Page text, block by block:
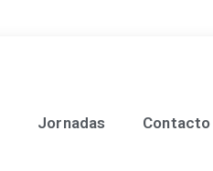
Jornadas Contacto